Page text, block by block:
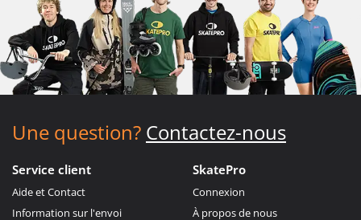
Une question? Contactez-nous
Service client
Aide et Contact
Information sur l'envoi
SkatePro
Connexion
À propos de nous